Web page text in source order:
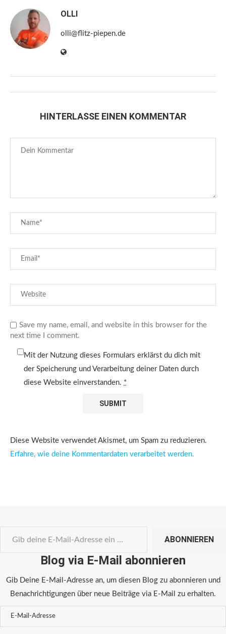
OLLI
olli@flitz-piepen.de
HINTERLASSE EINEN KOMMENTAR
Save my name, email, and website in this browser for the
next time I comment.
Mit der Nutzung dieses Formulars erklärst du dich mit
der Speicherung und Verarbeitung deiner Daten durch
diese Website einverstanden. *
Diese Website verwendet Akismet, um Spam zu reduzieren.
Erfahre, wie deine Kommentardaten verarbeitet werden.
ABONNIEREN
Blog via E-Mail abonnieren
Gib Deine E-Mail-Adresse an, um diesen Blog zu abonnieren und
Benachrichtigungen über neue Beiträge via E-Mail zu erhalten.